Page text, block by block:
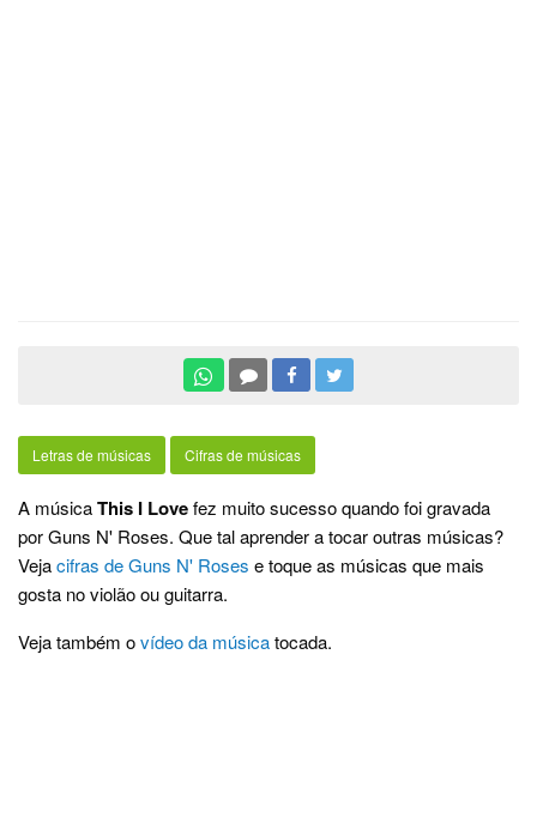
Letras de músicas Cifras de músicas
A músicaThis I Lovefez muito sucesso quando foi gravada
por Guns N' Roses. Que tal aprender a tocar outras músicas?
Vejacifras de Guns N' Roses e toque as músicas que mais
gosta no violão ou guitarra.
Veja também ovídeo da músicatocada.